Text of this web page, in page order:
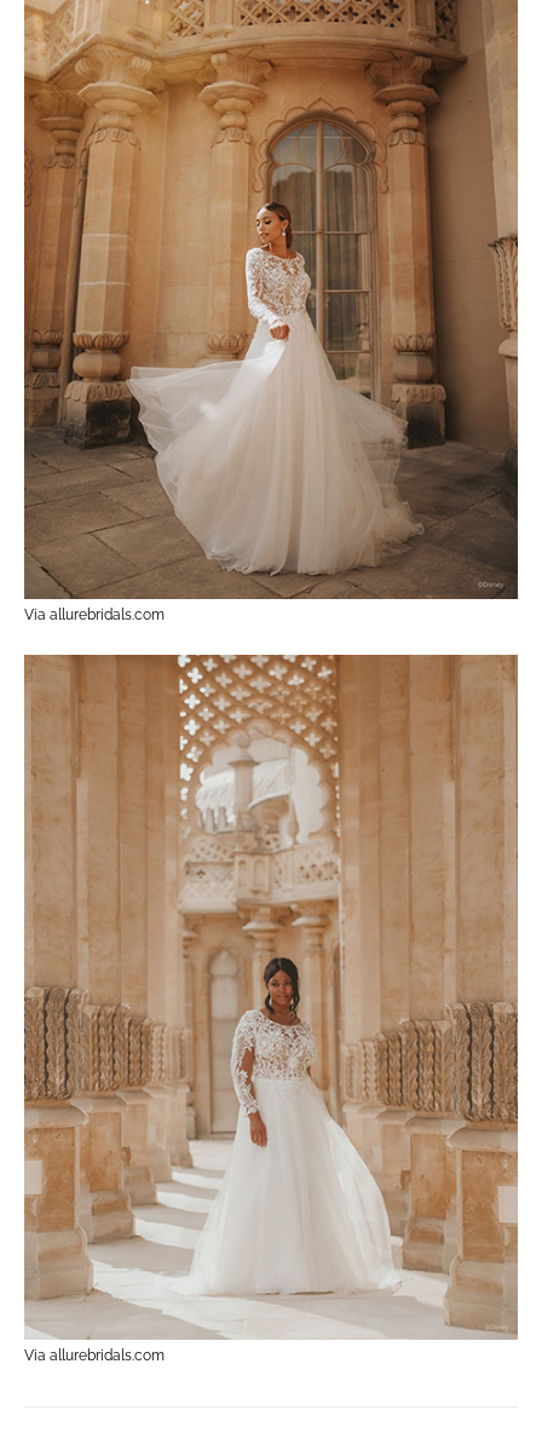
Via allurebridals.com
Via allurebridals.com